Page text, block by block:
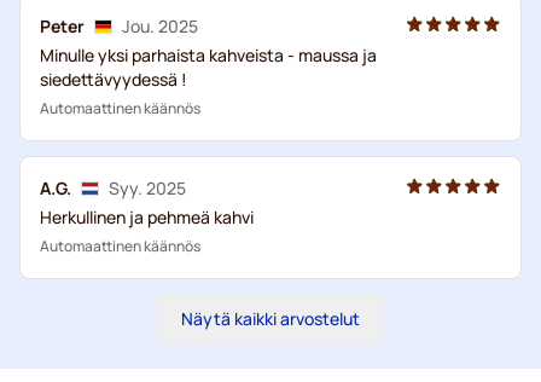
Peter
Jou. 2025
Minulle yksi parhaista kahveista - maussa ja
siedettävyydessä !
Automaattinen käännös
A.G.
Syy. 2025
Herkullinen ja pehmeä kahvi
Automaattinen käännös
Näytä kaikki arvostelut